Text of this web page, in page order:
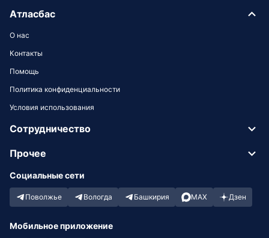
Атласбас
О нас
Контакты
Помощь
Политика конфиденциальности
Условия использования
Сотрудничество
Прочее
Социальные сети
Поволжье Вологда Башкирия MAX Дзен
Мобильное приложение